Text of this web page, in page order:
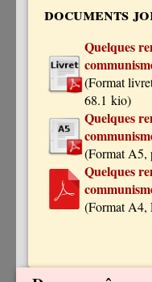
documents
Quelques
(Format
68.1 kio)
Quelques
(Format A5,
Quelques
(Format A4,